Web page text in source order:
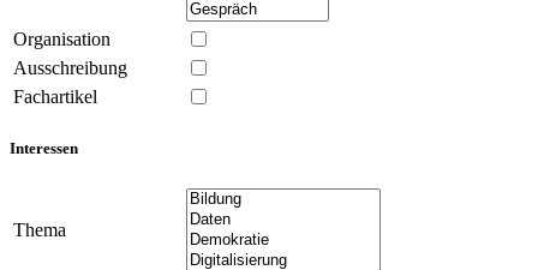
Organisation
Ausschreibung
Fachartikel
Interessen
Thema